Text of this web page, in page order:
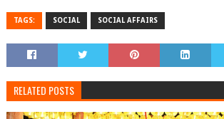
TAGS: SOCIAL SOCIAL AFFAIRS
RELATED POSTS